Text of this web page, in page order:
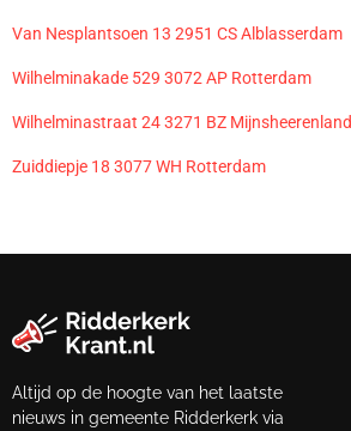
Van Nesplantsoen 13 2951 CS Alblasserdam
Wilhelminakade 529 3072 AP Rotterdam
Wilhelminastraat 24 3271 BZ Mijnsheerenland
Zuiddiepje 18 3077 WH Rotterdam
Altijd op de hoogte van het laatste
nieuws in gemeente Ridderkerk via